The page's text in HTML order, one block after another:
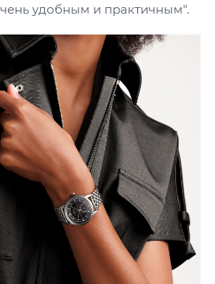
удобным и практичным".